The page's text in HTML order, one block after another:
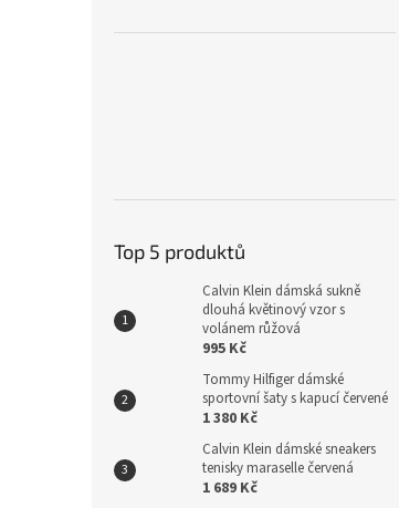
Top 5 produktů
Calvin Klein dámská sukně
dlouhá květinový vzor s
volánem růžová
995 Kč
Tommy Hilfiger dámské
sportovní šaty s kapucí červené
1 380 Kč
Calvin Klein dámské sneakers
tenisky maraselle červená
1 689 Kč